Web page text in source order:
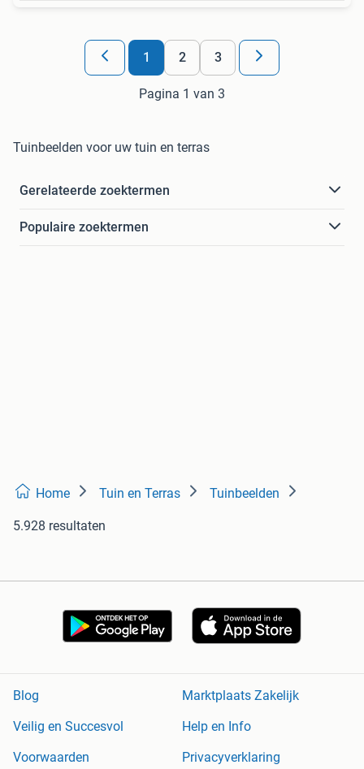
1 2 3
Pagina 1 van 3
Tuinbeelden voor uw tuin en terras
Gerelateerde zoektermen
Populaire zoektermen
Home Tuin en Terras Tuinbeelden
5.928 resultaten
Blog
Marktplaats Zakelijk
Veilig en Succesvol
Help en Info
Voorwaarden
Privacyverklaring